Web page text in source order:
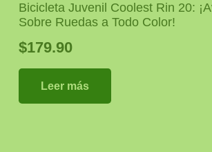
Bicicleta Juvenil Coolest Rin 20:
Sobre Ruedas a Todo Color!
$179.90
Leer más